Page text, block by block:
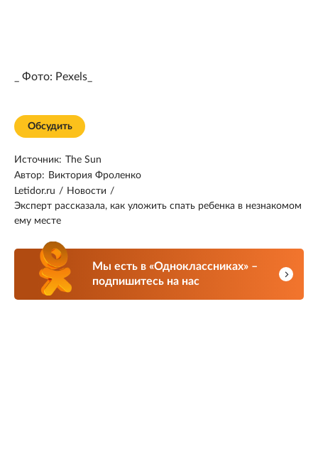
_ Фото: Pexels_
Обсудить
Источник: The Sun
Автор: Виктория Фроленко
Letidor.ru / Новости /
Эксперт рассказала, как уложить спать ребенка в незнакомом
ему месте
Мы есть в «Одноклассниках» –
подпишитесь на нас